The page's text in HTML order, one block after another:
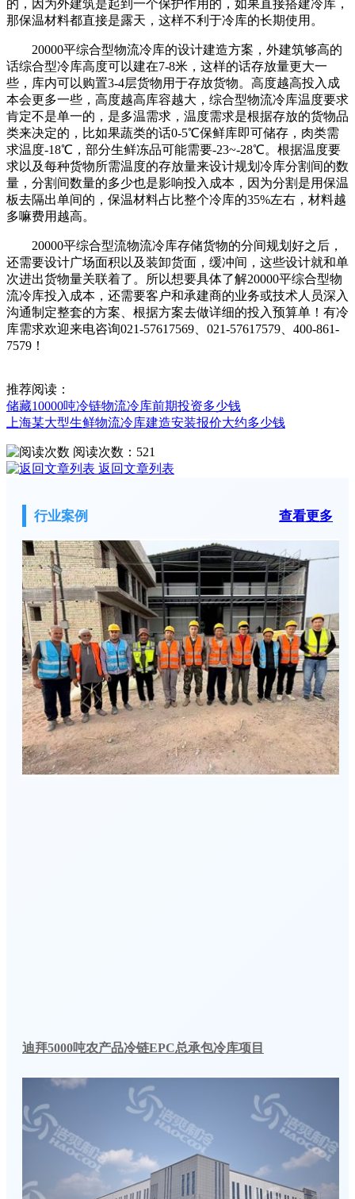
的，因为外建筑是起到一个保护作用的，如果直接搭建冷库，
那保温材料都直接是露天，这样不利于冷库的长期使用。
20000平综合型物流冷库的设计建造方案，外建筑够高的
话综合型冷库高度可以建在7-8米，这样的话存放量更大一
些，库内可以购置3-4层货物用于存放货物。高度越高投入成
本会更多一些，高度越高库容越大，综合型物流冷库温度要求
肯定不是单一的，是多温需求，温度需求是根据存放的货物品
类来决定的，比如果蔬类的话0-5℃保鲜库即可储存，肉类需
求温度-18℃，部分生鲜冻品可能需要-23~-28℃。根据温度要
求以及每种货物所需温度的存放量来设计规划冷库分割间的数
量，分割间数量的多少也是影响投入成本，因为分割是用保温
板去隔出单间的，保温材料占比整个冷库的35%左右，材料越
多嘛费用越高。
20000平综合型流物流冷库存储货物的分间规划好之后，
还需要设计广场面积以及装卸货面，缓冲间，这些设计就和单
次进出货物量关联着了。所以想要具体了解20000平综合型物
流冷库投入成本，还需要客户和承建商的业务或技术人员深入
沟通制定整套的方案、根据方案去做详细的投入预算单！有冷
库需求欢迎来电咨询021-57617569、021-57617579、400-861-
7579！
推荐阅读：
储藏10000吨冷链物流冷库前期投资多少钱
上海某大型生鲜物流冷库建造安装报价大约多少钱
阅读次数： 521
返回文章列表
行业案例 查看更多
迪拜5000吨农产品冷链EPC总承包冷库项目